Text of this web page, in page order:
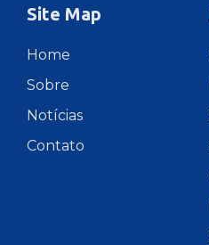
Site Map
Home
Sobre
Notícias
Contato